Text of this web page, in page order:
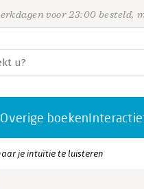
voor 23:00 besteld,
Overige boeken
je intuïtie te luisteren